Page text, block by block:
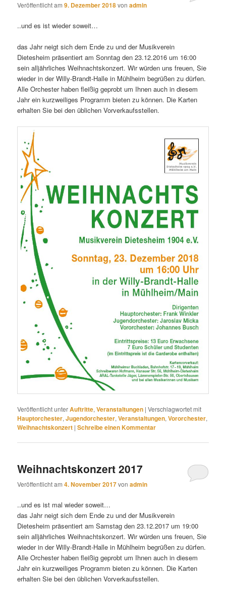
Veröffentlicht am9. Dezember 2018vonadmin
..und es ist wieder soweit…
das Jahr neigt sich dem Ende zu und der Musikverein
Dietesheim präsentiert am Sonntag den 23.12.2016 um 16:00
sein alljährliches Weihnachtskonzert. Wir würden uns freuen, Sie
wieder in der Willy-Brandt-Halle in Mühlheim begrüßen zu dürfen.
Alle Orchester haben fleißig geprobt um Ihnen auch in diesem
Jahr ein kurzweiliges Programm bieten zu können. Die Karten
erhalten Sie bei den üblichen Vorverkaufsstellen.
Veröffentlicht unterAuftritte,Veranstaltungen |Verschlagwortet mit
Hauptorchester,Jugendorchester,Veranstaltungen,Vororchester,
Weihnachtskonzert |Schreibe einen Kommentar
Weihnachtskonzert 2017
Veröffentlicht am4. November 2017vonadmin
..und es ist mal wieder soweit…
das Jahr neigt sich dem Ende zu und der Musikverein
Dietesheim präsentiert am Samstag den 23.12.2017 um 19:00
sein alljährliches Weihnachtskonzert. Wir würden uns freuen, Sie
wieder in der Willy-Brandt-Halle in Mühlheim begrüßen zu dürfen.
Alle Orchester haben fleißig geprobt um Ihnen auch in diesem
Jahr ein kurzweiliges Programm bieten zu können. Die Karten
erhalten Sie bei den üblichen Vorverkaufsstellen.